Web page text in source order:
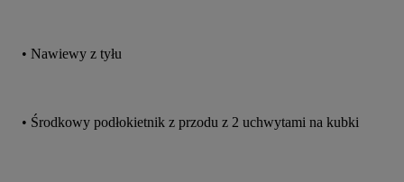
• Nawiewy z tyłu
• Środkowy podłokietnik z przodu z 2 uchwytami na kubki